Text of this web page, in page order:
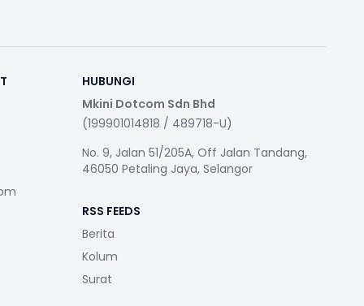
HUBUNGI
Mkini Dotcom Sdn Bhd
(199901014818 / 489718-U)
No. 9, Jalan 51/205A, Off Jalan Tandang,
46050 Petaling Jaya, Selangor
RSS FEEDS
Berita
Kolum
Surat